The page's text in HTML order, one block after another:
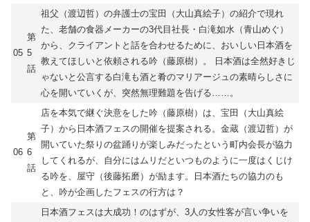
05
第
5
話
祖父（渡辺哲）の弁護士の宝田（大山真絵子）の紹介で現れ
た、老舗の食器メーカーの3代目社長・白滝如水（青山めぐ）
から、クライアントと話を合わせるために、おいしい日本酒を
教えてほしいと依頼される吟（藤原樹）。 日本酒は全然好きじ
ゃないと公言する白滝も酒と肴のマリアージュの素晴らしさに
心を開いていくが、突然無理難題を告げる……。
06
第
6
話
店を本気で継ぐ決意をした吟（藤原樹）は、宝田（大山真絵
子）から日本酒フェスの開催を提案される。金蔵（渡辺哲）が
開いていた祭りの盆踊りが楽しみだったという町内会長が協力
してくれるが、自分にはムリだといつものように一度はくじけ
る吟を、屋守（後藤拓磨）が励ます。日本酒たちの協力のも
と、吟が企画したフェスの行方は？
日本酒フェスは大成功！のはずが、3人の女性客が言い争いを